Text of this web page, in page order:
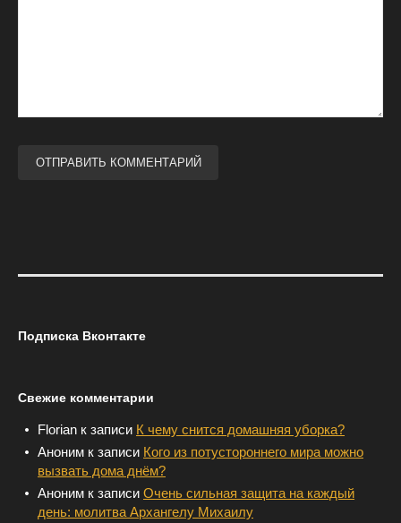
Подписка Вконтакте
Свежие комментарии
Florian к записи К чему снится домашняя уборка?
Аноним к записи Кого из потустороннего мира можно
вызвать дома днём?
Аноним к записи Очень сильная защита на каждый
день: молитва Архангелу Михаилу